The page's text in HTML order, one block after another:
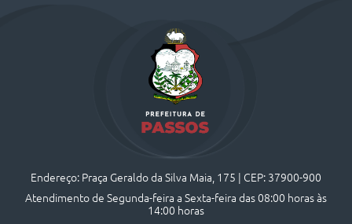
Endereço: Praça Geraldo da Silva Maia, 175 | CEP: 37900-900
Atendimento de Segunda-feira a Sexta-feira das 08:00 horas às
14:00 horas